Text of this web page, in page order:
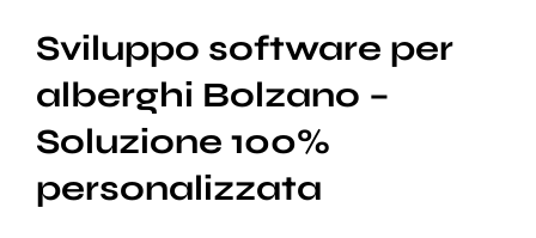
Sviluppo software per
alberghi Bolzano –
Soluzione 100%
personalizzata